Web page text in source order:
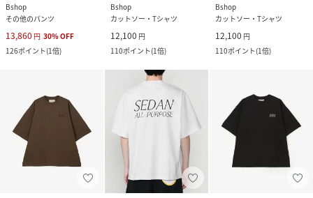
Bshop
その他のパンツ
13,860 円 30%OFF
126ポイント(1倍)
Bshop
カットソー・Tシャツ
12,100 円
110ポイント(1倍)
Bshop
カットソー・Tシャツ
12,100 円
110ポイント(1倍)